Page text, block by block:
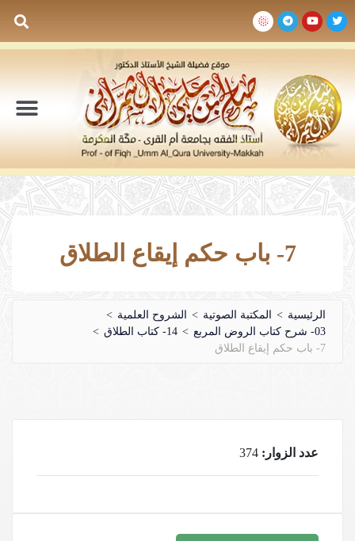
7- باب حكم إيقاع الطلاق
الرئيسية > المكتبة الصوتية > الشروح العلمية >
03- شرح كتاب الروض المربع
> 14- كتاب الطلاق
>
7- باب حكم إيقاع الطلاق
عدد الزوار: 374